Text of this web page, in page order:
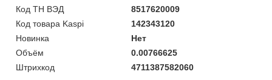
Код ТН ВЭД
8517620009
Код товара Kaspi
142343120
Новинка
Нет
Объём
0.00766625
Штрихкод
4711387582060